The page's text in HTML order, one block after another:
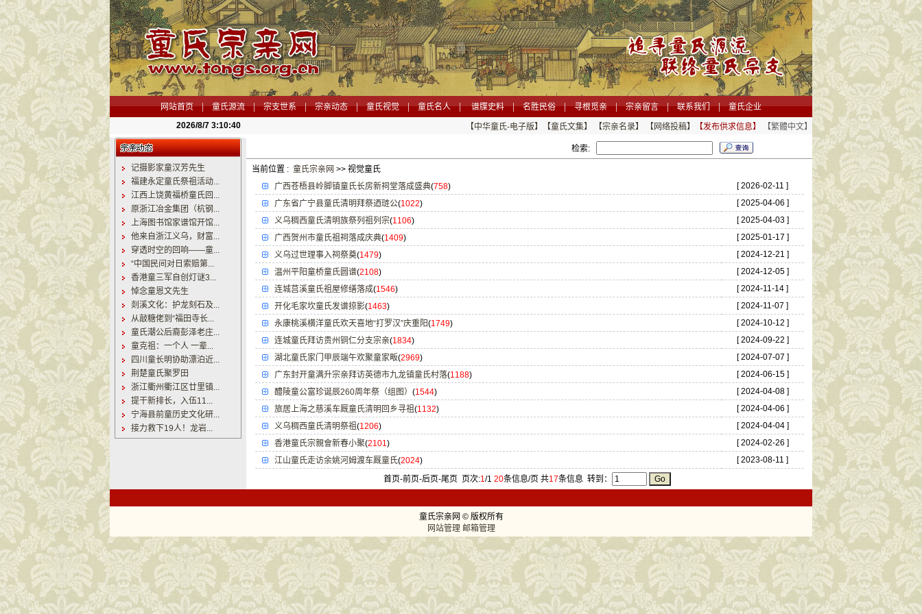
网站首页 | 童氏源流 | 宗支世系 | 宗亲动态 | 童氏视觉 | 童氏名人 | 谱牒史料 | 名胜民俗 | 寻根觅亲 | 宗亲留言 | 联系我们 |
童氏企业
2026/8/7 3:10:40
【中华童氏-电子版】 【童氏文集】 【宗亲名录】 【网络投稿】 【发布供求信息】 【繁體中文】
记摄影家童汉芳先生
福建永定童氏祭祖活动...
江西上饶黄福桥童氏回...
原浙江冶金集团（杭钢...
上海图书馆家谱馆开馆...
他来自浙江义乌，财富...
穿透时空的回响——童...
“中国民间对日索赔第...
香港童三军自创灯谜3...
悼念童恩文先生
剡溪文化：护龙刻石及...
从敲糖佬到“福田寺长...
童氏潮公后裔彭泽老庄...
童克祖：一个人 一辈...
四川童长明协助漂泊近...
荆楚童氏聚罗田
浙江衢州衢江区廿里镇...
提干新排长，入伍11...
宁海县前童历史文化研...
接力救下19人！龙岩...
检索:
当前位置 : 童氏宗亲网 >> 视觉童氏
广西苍梧县岭脚镇童氏长房新祠堂落成盛典(758)
[ 2026-02-11 ]
广东省广宁县童氏清明拜祭迺琏公(1022)
[ 2025-04-06 ]
义乌稠西童氏清明族祭列祖列宗(1106)
[ 2025-04-03 ]
广西贺州市童氏祖祠落成庆典(1409)
[ 2025-01-17 ]
义乌过世理事入祠祭奠(1479)
[ 2024-12-21 ]
温州平阳童桥童氏圆谱(2108)
[ 2024-12-05 ]
连城莒溪童氏祖屋修缮落成(1546)
[ 2024-11-14 ]
开化毛家坎童氏发谱掠影(1463)
[ 2024-11-07 ]
永康桃溪横洋童氏欢天喜地“打罗汉”庆重阳(1749)
[ 2024-10-12 ]
连城童氏拜访贵州铜仁分支宗亲(1834)
[ 2024-09-22 ]
湖北童氏家门甲辰端午欢聚童家畈(2969)
[ 2024-07-07 ]
广东封开童满升宗亲拜访英德市九龙镇童氏村落(1188)
[ 2024-06-15 ]
醴陵童公富珍诞辰260周年祭（组图） (1544)
[ 2024-04-08 ]
旅居上海之慈溪车厩童氏清明回乡寻祖(1132)
[ 2024-04-06 ]
义乌稠西童氏清明祭祖(1206)
[ 2024-04-04 ]
香港童氏宗親會新春小聚(2101)
[ 2024-02-26 ]
江山童氏走访余姚河姆渡车厩童氏(2024)
[ 2023-08-11 ]
首页-前页-后页-尾页 页次:1/1 20条信息/页 共17条信息 转到：
童氏宗亲网 © 版权所有
网站管理 邮箱管理